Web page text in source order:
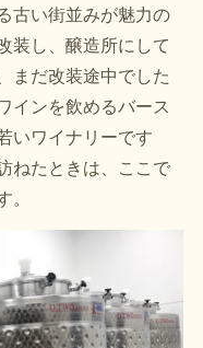
古い街並みが魅力の
装し、醸造所にして
まだ改装途中でした
インを飲めるバース
いワイナリーです
ねたときは、ここで